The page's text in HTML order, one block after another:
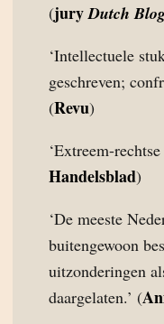
(juryDutch
‘Intellectuele
geschreven;
(Revu)
‘Extreem-
Handelsblad)
‘De meeste
buitengewoon
uitzonderingen
daargelaten.’ (